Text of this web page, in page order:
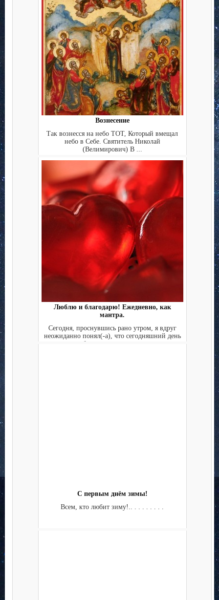
Вознесение
Так вознесся на небо ТОТ, Который вмещал
небо в Себе. Святитель Николай
(Велимирович) В ...
Люблю и благодарю! Ежедневно, как
мантра.
Сегодня, проснувшись рано утром, я вдруг
неожиданно понял(-а), что сегодняшний день
будет лучшим дне...
С первым днём зимы!
Всем, кто любит зиму!.. . . . . . . . .